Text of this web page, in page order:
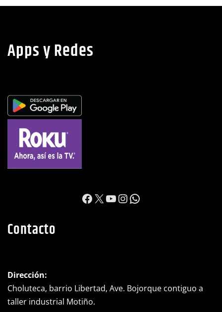
Apps y Redes
https://
X YouTube
Instagram
WhatsApp
Contacto
Dirección:
Choluteca, barrio Libertad, Ave. Bojorque contiguo a
taller industrial Motiño.